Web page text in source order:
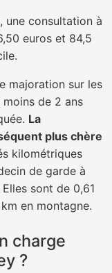
une consultation à
euros et 84,5
majoration sur les
de 2 ans
La
plus chère
kilométriques
de garde à
sont de 0,61
en montagne.
charge
?